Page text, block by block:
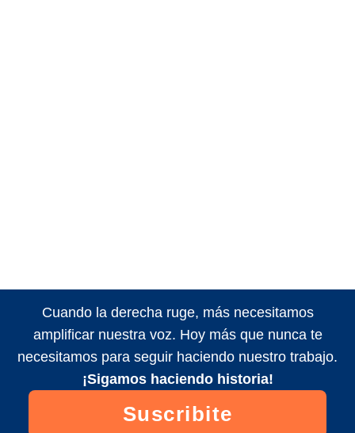
Cuando la derecha ruge, más necesitamos
amplificar nuestra voz. Hoy más que nunca te
necesitamos para seguir haciendo nuestro trabajo.
¡Sigamos haciendo historia!
Suscribite